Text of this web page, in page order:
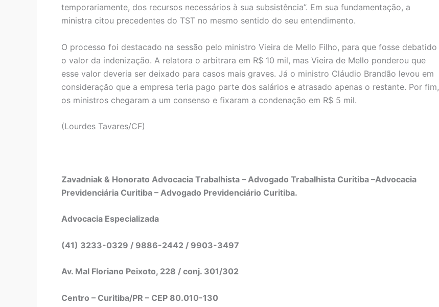
temporariamente, dos recursos necessários à sua subsistência”. Em sua fundamentação, a
ministra citou precedentes do TST no mesmo sentido do seu entendimento.
O processo foi destacado na sessão pelo ministro Vieira de Mello Filho, para que fosse debatido
o valor da indenização. A relatora o arbitrara em R$ 10 mil, mas Vieira de Mello ponderou que
esse valor deveria ser deixado para casos mais graves. Já o ministro Cláudio Brandão levou em
consideração que a empresa teria pago parte dos salários e atrasado apenas o restante. Por fim,
os ministros chegaram a um consenso e fixaram a condenação em R$ 5 mil.
(Lourdes Tavares/CF)
Zavadniak & Honorato Advocacia Trabalhista – Advogado Trabalhista Curitiba –Advocacia
Previdenciária Curitiba – Advogado Previdenciário Curitiba.
Advocacia Especializada
(41) 3233-0329 / 9886-2442 / 9903-3497
Av. Mal Floriano Peixoto, 228 / conj. 301/302
Centro – Curitiba/PR – CEP 80.010-130